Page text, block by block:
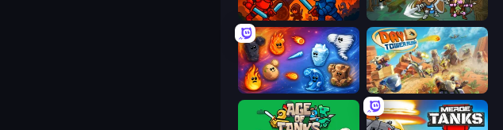
Throne Tactics Fortress Merge
Elemental Merge Day D Tower Rush